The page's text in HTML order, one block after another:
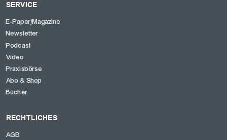
SERVICE
E-Paper/Magazine
Newsletter
Podcast
Video
Praxisbörse
Abo & Shop
Bücher
RECHTLICHES
AGB